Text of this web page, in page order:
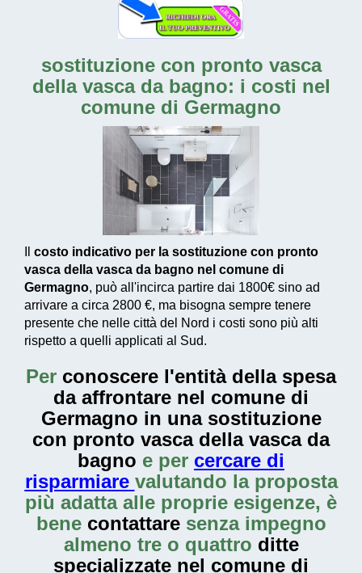
sostituzione con pronto vasca
della vasca da bagno: i costi nel
comune di Germagno
costo indicativo per la sostituzione con pronto
vasca della vasca da bagno nel comune di
Germagno, può all'incirca partire dai 1800€ sino ad
arrivare a circa 2800 €, ma bisogna sempre tenere
presente che nelle città del Nord i costi sono più alti
rispetto a quelli applicati al Sud.
Per conoscere l'entità della spesa
da affrontare nel comune di
Germagno in una sostituzione
con pronto vasca della vasca da
bagno e per cercare di
risparmiare valutando la proposta
più adatta alle proprie esigenze, è
bene contattaresenza impegno
almeno tre o quattro ditte
specializzate nel comune di